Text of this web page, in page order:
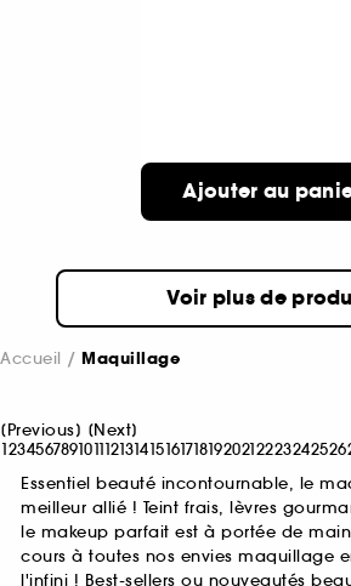
Ajouter au
Voir plus de
Accueil Maquillage
[Previous] [Next]
1234567891011121314151617181920212223242526
Essentiel beauté incontournable, le
meilleur allié ! Teint frais, lèvres
le makeup parfait est à portée de
cours à toutes nos envies maquillage
l'infini ! Best-sellers ou nouveautés